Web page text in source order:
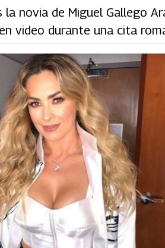
la novia de Miguel Gallego
video durante una cita